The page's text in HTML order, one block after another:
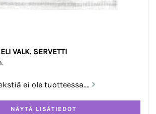
VALK. SERVETTI
ei ole tuotteessa....